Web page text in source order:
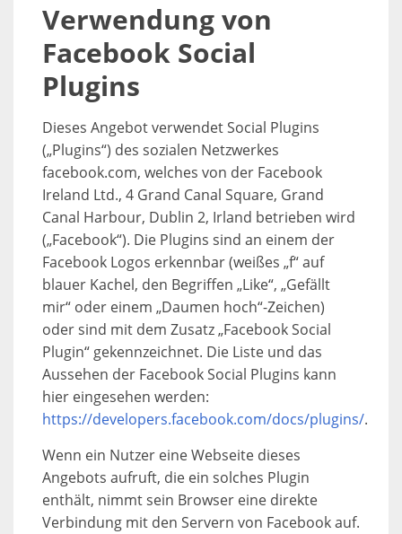
Verwendung von
Facebook Social
Plugins
Dieses Angebot verwendet Social Plugins
(„Plugins“) des sozialen Netzwerkes
facebook.com, welches von der Facebook
Ireland Ltd., 4 Grand Canal Square, Grand
Canal Harbour, Dublin 2, Irland betrieben wird
(„Facebook“). Die Plugins sind an einem der
Facebook Logos erkennbar (weißes „f“ auf
blauer Kachel, den Begriffen „Like“, „Gefällt
mir“ oder einem „Daumen hoch“-Zeichen)
oder sind mit dem Zusatz „Facebook Social
Plugin“ gekennzeichnet. Die Liste und das
Aussehen der Facebook Social Plugins kann
hier eingesehen werden:
https://developers.facebook.com/docs/plugins/.
Wenn ein Nutzer eine Webseite dieses
Angebots aufruft, die ein solches Plugin
enthält, nimmt sein Browser eine direkte
Verbindung mit den Servern von Facebook auf.